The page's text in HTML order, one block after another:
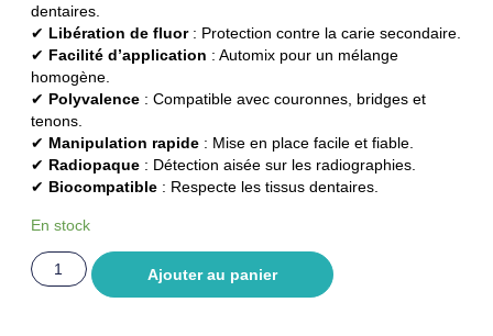
dentaires.
✔ Libération de fluor: Protection contre la carie secondaire.
✔ Facilité d’application : Automix pour un mélange
homogène.
✔ Polyvalence: Compatible avec couronnes, bridges et
tenons.
✔ Manipulation rapide: Mise en place facile et fiable.
✔ Radiopaque: Détection aisée sur les radiographies.
✔ Biocompatible: Respecte les tissus dentaires.
En stock
Ajouter au panier